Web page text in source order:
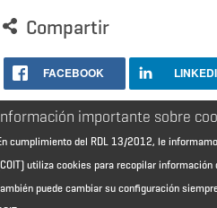
Compartir
FACEBOOK
importante sobre
cumplimiento del RDL 13/2012, le informamos
utiliza cookies para recopilar
puede cambiar su configuración